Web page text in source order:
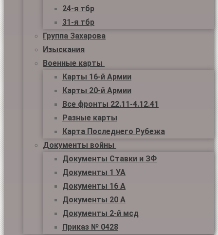
24-я тбр
31-я тбр
Группа Захарова
Изыскания
Военные карты
Карты 16-й Армии
Карты 20-й Армии
Все фронты 22.11-4.12.41
Разные карты
Карта Последнего Рубежа
Документы войны
Документы Ставки и ЗФ
Документы 1 УА
Документы 16 А
Документы 20 А
Документы 2-й мсд
Приказ № 0428